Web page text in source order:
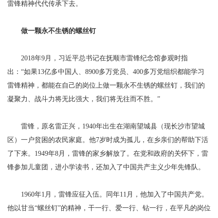
雷锋精神代代传承下去。
做一颗永不生锈的螺丝钉
2018年9月，习近平总书记在抚顺市雷锋纪念馆参观时指
出：“如果13亿多中国人、8900多万党员、400多万党组织都能学习
雷锋精神，都能在自己的岗位上做一颗永不生锈的螺丝钉，我们的
凝聚力、战斗力将无比强大，我们将无往而不胜。”
雷锋，原名雷正兴，1940年出生在湖南望城县（现长沙市望城
区）一户贫困的农民家庭。他7岁时成为孤儿，在乡亲们的帮助下活
了下来。1949年8月，雷锋的家乡解放了。在党和政府的关怀下，雷
锋参加儿童团，进小学读书，还加入了中国共产主义少年先锋队。
1960年1月，雷锋应征入伍。同年11月，他加入了中国共产党。
他以甘当“螺丝钉”的精神，干一行、爱一行、钻一行，在平凡的岗位